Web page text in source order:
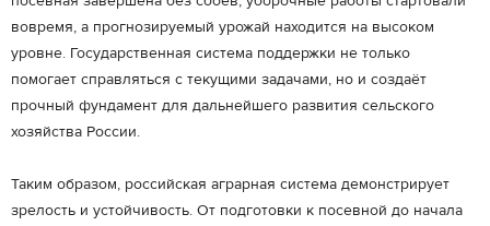
вовремя, а прогнозируемый урожай находится на высоком
уровне. Государственная система поддержки не только
помогает справляться с текущими задачами, но и создаёт
прочный фундамент для дальнейшего развития сельского
хозяйства России.
Таким образом, российская аграрная система демонстрирует
зрелость и устойчивость. От подготовки к посевной до начала